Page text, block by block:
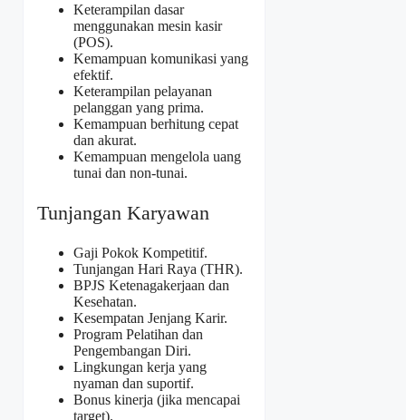
Keterampilan dasar
menggunakan mesin kasir
(POS).
Kemampuan komunikasi yang
efektif.
Keterampilan pelayanan
pelanggan yang prima.
Kemampuan berhitung cepat
dan akurat.
Kemampuan mengelola uang
tunai dan non-tunai.
Tunjangan Karyawan
Gaji Pokok Kompetitif.
Tunjangan Hari Raya (THR).
BPJS Ketenagakerjaan dan
Kesehatan.
Kesempatan Jenjang Karir.
Program Pelatihan dan
Pengembangan Diri.
Lingkungan kerja yang
nyaman dan suportif.
Bonus kinerja (jika mencapai
target).